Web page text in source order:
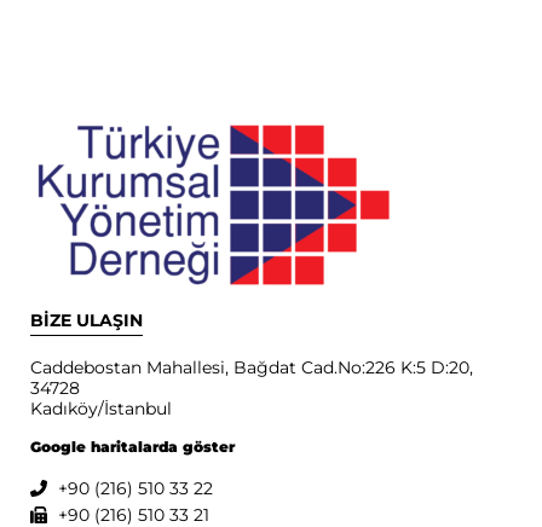
BİZE ULAŞIN
Caddebostan Mahallesi, Bağdat Cad.No:226 K:5 D:20,
34728
Kadıköy/İstanbul
Google haritalarda göster
+90 (216) 510 33 22
+90 (216) 510 33 21